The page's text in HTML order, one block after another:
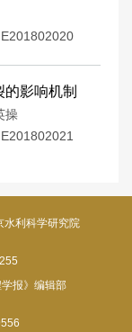
影响机制
操
水利科学研究院
报》编辑部